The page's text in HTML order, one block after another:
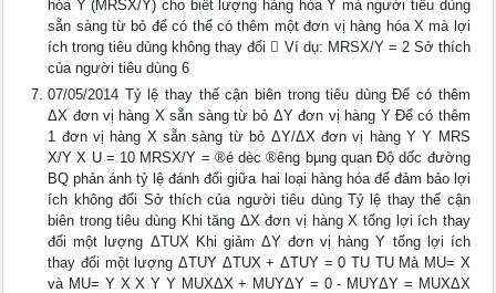
hóa Y (MRSX/Y) cho biết lượng hàng hóa Y mà người tiêu dùng
sẵn sàng từ bỏ để có thể có thêm một đơn vị hàng hóa X mà lợi
ích trong tiêu dùng không thay đổi  Ví dụ: MRSX/Y = 2 Sở thích
của người tiêu dùng 6
07/05/2014 Tỷ lệ thay thế cận biên trong tiêu dùng Để có thêm
ΔX đơn vị hàng X sẵn sàng từ bỏ ΔY đơn vị hàng Y Để có thêm
1 đơn vị hàng X sẵn sàng từ bỏ ΔY/ΔX đơn vị hàng Y Y MRS
X/Y X U = 10 MRSX/Y = ®é dèc ®­êng bµng quan Độ dốc đường
BQ phản ánh tỷ lệ đánh đổi giữa hai loại hàng hóa để đảm bảo lợi
ích không đổi Sở thích của người tiêu dùng Tỷ lệ thay thế cận
biên trong tiêu dùng Khi tăng ΔX đơn vị hàng X tổng lợi ích thay
đổi một lượng ΔTUX Khi giảm ΔY đơn vị hàng Y tổng lợi ích
thay đổi một lượng ΔTUY ΔTUX + ΔTUY = 0 TU TU Mà MU= X
và MU= Y X X Y Y MUXΔX + MUYΔY = 0 - MUYΔY = MUXΔX